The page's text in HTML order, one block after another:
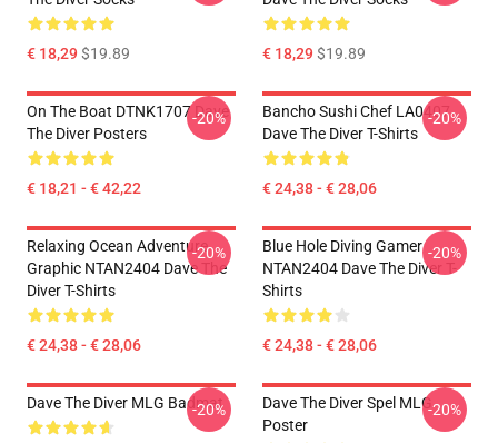
€ 18,29$19.89 € 18,29$19.89
On The Boat DTNK1707 Dave
The Diver Posters
€ 18,21 - € 42,22
-20%
Bancho Sushi Chef LA0407
Dave The Diver T-Shirts
€ 24,38 - € 28,06
-20%
Relaxing Ocean Adventure
Graphic NTAN2404 Dave The
Diver T-Shirts
€ 24,38 - € 28,06
-20%
Blue Hole Diving Gamer
NTAN2404 Dave The Diver T-
Shirts
€ 24,38 - € 28,06
-20%
Dave The Diver MLG Badmat
-20%
Dave The Diver Spel MLG
Poster
-20%